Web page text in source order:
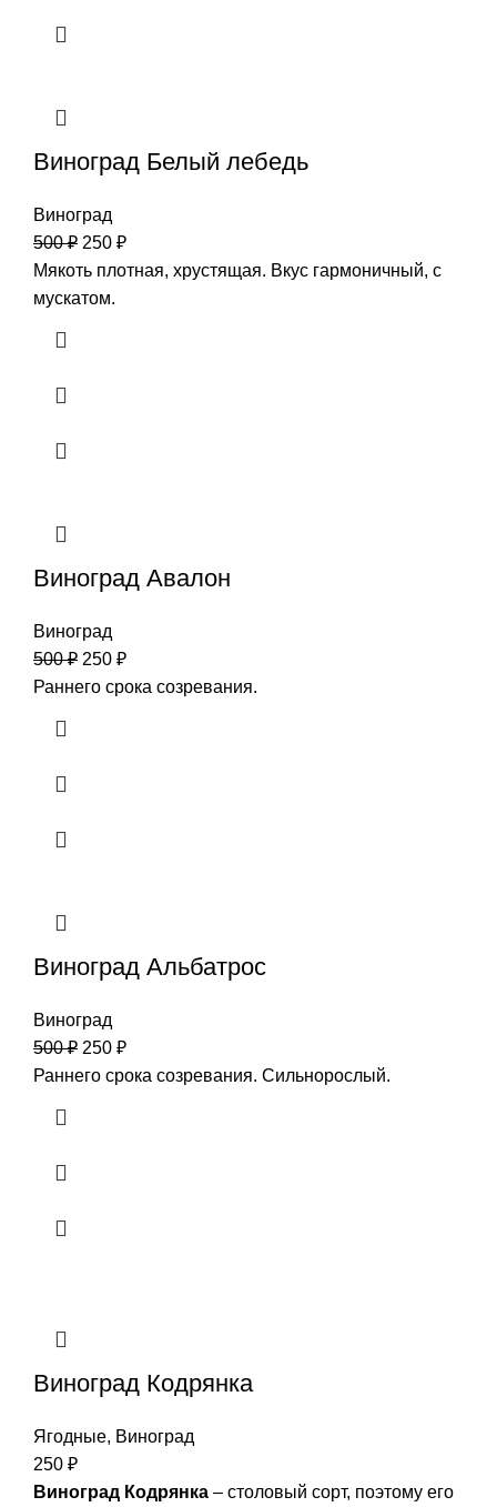
Виноград Белый лебедь
Виноград
500₽ 250 ₽
Мякоть плотная, хрустящая. Вкус гармоничный, с
мускатом.
Виноград Авалон
Виноград
500₽ 250 ₽
Раннего срока созревания.
Виноград Альбатрос
Виноград
500₽ 250 ₽
Раннего срока созревания. Сильнорослый.
Виноград Кодрянка
Ягодные, Виноград
250 ₽
Виноград Кодрянка – столовый сорт, поэтому его